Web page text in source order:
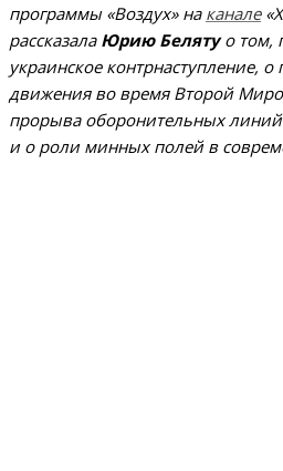
программы «Воздух» на канале
рассказала Юрию Белятуо том,
украинское контрнаступление,
движения во время Второй
прорыва оборонительных
и о роли минных полей в